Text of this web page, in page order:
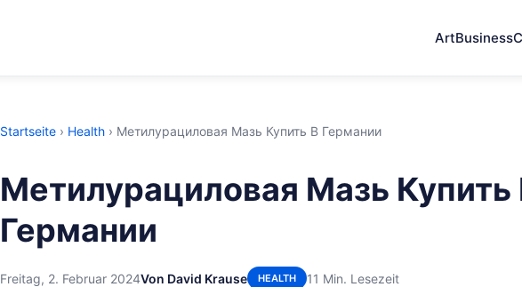
ArtBusiness
Startseite › Health › Метилурациловая Мазь Купить В Германии
Метилурациловая Мазь Купить
Германии
Freitag, 2. Februar 2024Von David Krause HEALTH 11 Min. Lesezeit